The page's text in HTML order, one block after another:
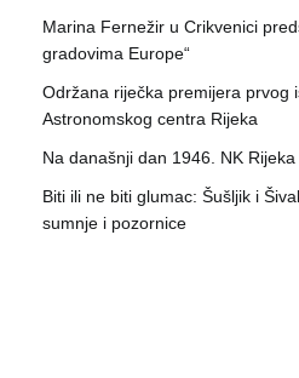
Marina Fernežir u Crikvenici
gradovima Europe“
Održana riječka premijera prvog
Astronomskog centra Rijeka
Na današnji dan 1946. NK
Biti ili ne biti glumac: Šušljik i
sumnje i pozornice